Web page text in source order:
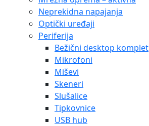
Neprekidna napajanja
Optički uređaji
Periferija
Bežični desktop komplet
Mikrofoni
Miševi
Skeneri
Slušalice
Tipkovnice
USB hub